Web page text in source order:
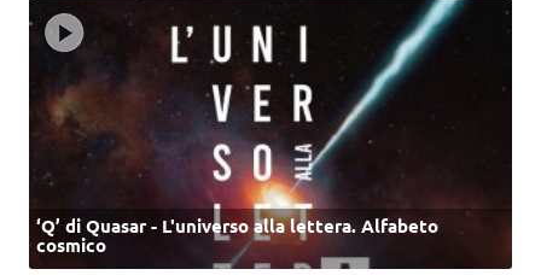
‘Q’ di Quasar - L'universo alla lettera. Alfabeto
cosmico